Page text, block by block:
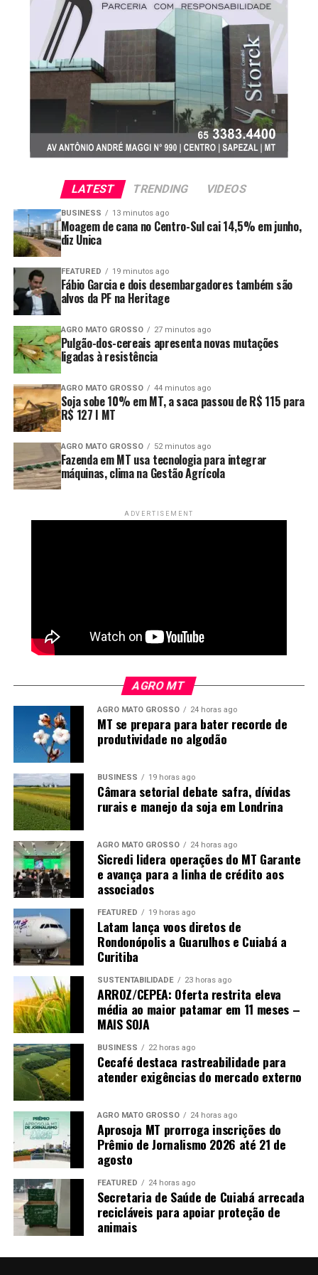
o quarto traseiro mantém preço de R$ 26,50 por quilo.
O postBoi gordo: oferta curta sustenta alta nos preços;
confira os números
Canal Rural
LATEST TRENDING VIDEOS
BUSINESS 13 minutos ago
Moagem de cana no Centro-Sul cai 14,5% em junho,
diz Unica
FEATURED 19 minutos ago
Fábio Garcia e dois desembargadores também são
alvos da PF na Heritage
AGRO MATO GROSSO 27 minutos ago
Pulgão-dos-cereais apresenta novas mutações
ligadas à resistência
AGRO MATO GROSSO 44 minutos ago
Soja sobe 10% em MT, a saca passou de R$ 115 para
R$ 127 I MT
AGRO MATO GROSSO 52 minutos ago
Fazenda em MT usa tecnologia para integrar
máquinas, clima na Gestão Agrícola
ADVERTISEMENT
AGRO MT
AGRO MATO GROSSO 24 horas ago
MT se prepara para bater recorde de
produtividade no algodão
BUSINESS 19 horas ago
Câmara setorial debate safra, dívidas
rurais e manejo da soja em Londrina
AGRO MATO GROSSO 24 horas ago
Sicredi lidera operações do MT Garante
e avança para a linha de crédito aos
associados
FEATURED 19 horas ago
Latam lança voos diretos de
Rondonópolis a Guarulhos e Cuiabá a
Curitiba
SUSTENTABILIDADE 23 horas ago
ARROZ/CEPEA: Oferta restrita eleva
média ao maior patamar em 11 meses –
MAIS SOJA
BUSINESS 22 horas ago
Cecafé destaca rastreabilidade para
atender exigências do mercado externo
AGRO MATO GROSSO 24 horas ago
Aprosoja MT prorroga inscrições do
Prêmio de Jornalismo 2026 até 21 de
agosto
FEATURED 24 horas ago
Secretaria de Saúde de Cuiabá arrecada
recicláveis para apoiar proteção de
animais